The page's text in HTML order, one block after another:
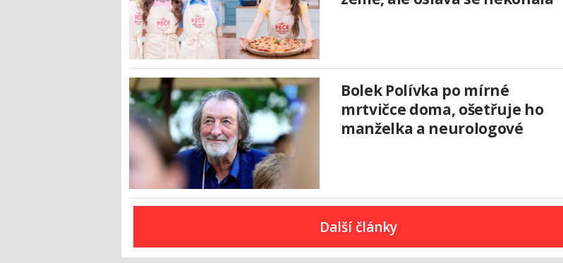
Bolek Polívka po mírné
mrtvičce doma, ošetřuje ho
manželka a neurologové
Další články